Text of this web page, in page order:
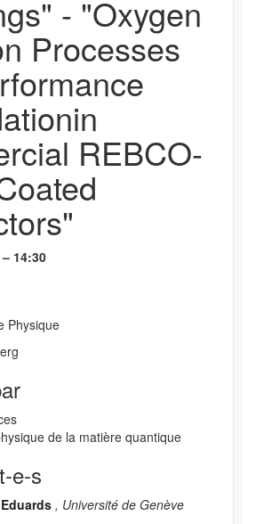
- "Oxygen
Processes
REBCO-
14:30
Physique
de la matière quantique
e-s
, Université de Genève